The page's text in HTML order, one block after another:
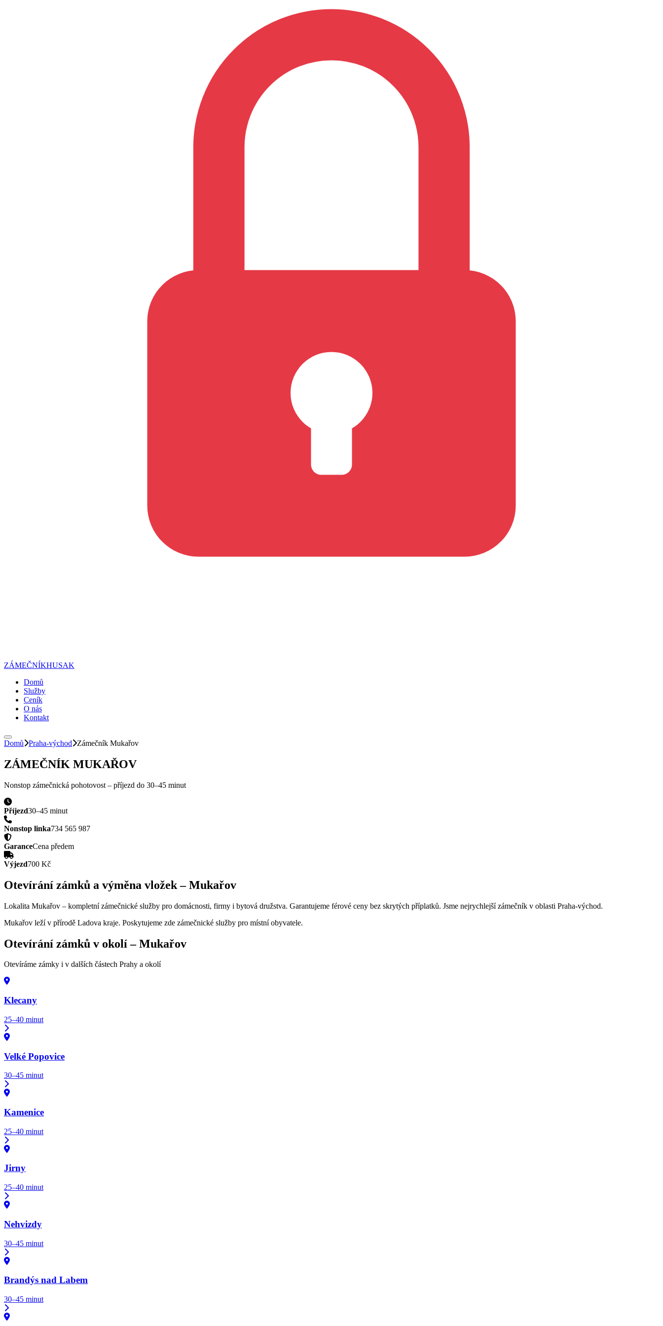
ZÁMEČNÍKHUSAK
Domů
Služby
Ceník
O nás
Kontakt
Domů Praha-východ Zámečník Mukařov
ZÁMEČNÍK MUKAŘOV
Nonstop zámečnická pohotovost – příjezd do 30–45 minut
Příjezd30–45 minut
Nonstop linka734 565 987
GaranceCena předem
Výjezd700 Kč
Otevírání zámků a výměna vložek –Mukařov
Lokalita Mukařov – kompletní zámečnické služby pro domácnosti, firmy i bytová družstva. Garantujeme férové ceny bez skrytých příplatků. Jsme nejrychlejší zámečník v oblasti Praha-východ.
Mukařov leží v přírodě Ladova kraje. Poskytujeme zde zámečnické služby pro místní obyvatele.
Otevírání zámků v okolí –Mukařov
Otevíráme zámky i v dalších částech Prahy a okolí
Klecany
25–40 minut
Velké Popovice
30–45 minut
Kamenice
25–40 minut
Jirny
25–40 minut
Nehvizdy
30–45 minut
Brandýs nad Labem
30–45 minut